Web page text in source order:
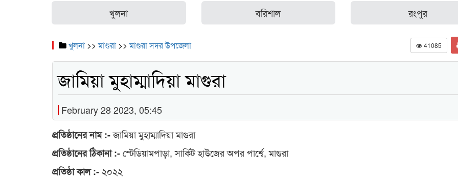
খুলনা বরিশাল রংপুর
খুলনা>>মাগুরা>>মাগুরা সদর উপজেলা 41085
জামিয়া মুহাম্মাদিয়া মাগুরা
February 28 2023, 05:45
প্রতিষ্ঠানের নাম :-জামিয়া মুহাম্মাদিয়া মাগুরা
প্রতিষ্ঠানের ঠিকানা :-স্টেডিয়ামপাড়া, সার্কিট হাউজের অপর পার্শ্বে, মাগুরা
প্রতিষ্ঠা কাল :- ২০২২